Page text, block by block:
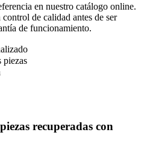
en nuestro catálogo online.
de calidad antes de ser
de funcionamiento.
piezas
recuperadas con